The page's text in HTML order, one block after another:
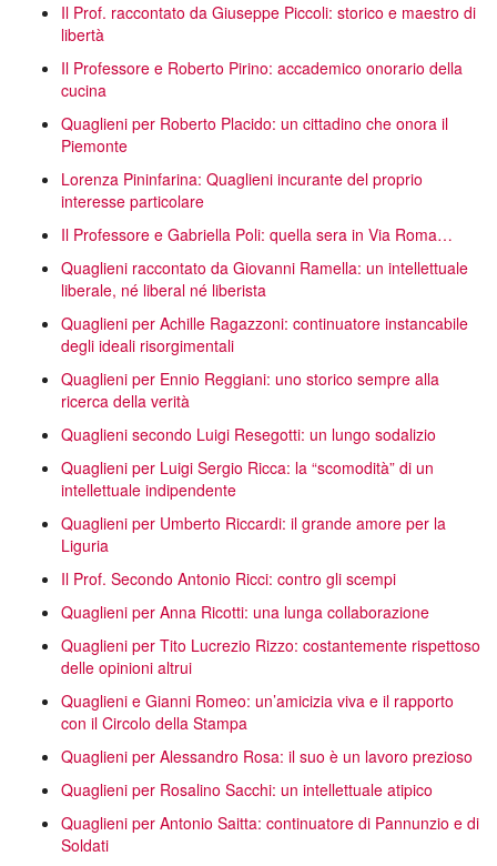
Il Prof. raccontato da Giuseppe Piccoli: storico e maestro di
libertà
Il Professore e Roberto Pirino: accademico onorario della
cucina
Quaglieni per Roberto Placido: un cittadino che onora il
Piemonte
Lorenza Pininfarina: Quaglieni incurante del proprio
interesse particolare
Il Professore e Gabriella Poli: quella sera in Via Roma…
Quaglieni raccontato da Giovanni Ramella: un intellettuale
liberale, né liberal né liberista
Quaglieni per Achille Ragazzoni: continuatore instancabile
degli ideali risorgimentali
Quaglieni per Ennio Reggiani: uno storico sempre alla
ricerca della verità
Quaglieni secondo Luigi Resegotti: un lungo sodalizio
Quaglieni per Luigi Sergio Ricca: la “scomodità” di un
intellettuale indipendente
Quaglieni per Umberto Riccardi: il grande amore per la
Liguria
Il Prof. Secondo Antonio Ricci: contro gli scempi
Quaglieni per Anna Ricotti: una lunga collaborazione
Quaglieni per Tito Lucrezio Rizzo: costantemente rispettoso
delle opinioni altrui
Quaglieni e Gianni Romeo: un’amicizia viva e il rapporto
con il Circolo della Stampa
Quaglieni per Alessandro Rosa: il suo è un lavoro prezioso
Quaglieni per Rosalino Sacchi: un intellettuale atipico
Quaglieni per Antonio Saitta: continuatore di Pannunzio e di
Soldati